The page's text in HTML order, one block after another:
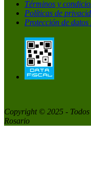
Términos y
Políticas de
Protección de datos
Copyright © 2025 - Todos
Rosario